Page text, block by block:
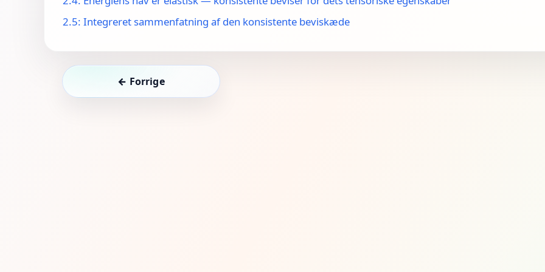
2.5: Integreret sammenfatning af den konsistente beviskæde
← Forrige